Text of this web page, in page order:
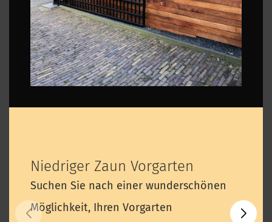
Niedriger Zaun Vorgarten
Suchen Sie nach einer wunderschönen
Möglichkeit, Ihren Vorgarten